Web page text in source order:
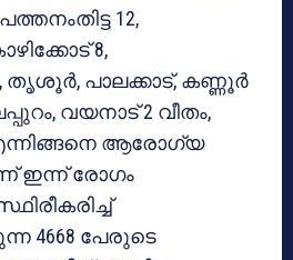
12,
8,
തൃശൂര്‍, പാലക്കാട്, കണ്ണൂര്‍
വയനാട് 2 വീതം,
ആരോഗ്യ
ഇന്ന് രോഗം
4668 പേരുടെ